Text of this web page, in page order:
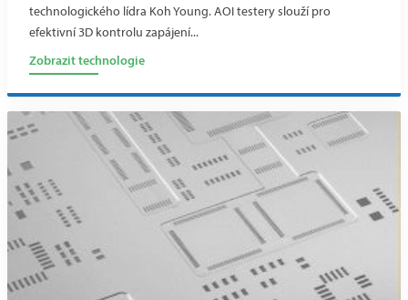
technologického lídra Koh Young. AOI testery slouží pro
efektivní 3D kontrolu zapájení...
Zobrazit technologie